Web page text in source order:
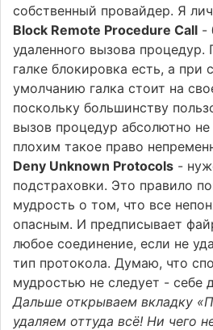
собственный провайдер. Я
Block Remote Procedure Call -
удаленного вызова процедур.
галке блокировка есть, а при
умолчанию галка стоит на
поскольку большинству
вызов процедур абсолютно
плохим такое право
Deny Unknown Protocols -
подстраховки. Это правило
мудрость о том, что все
опасным. И предписывает
любое соединение, если не
тип протокола. Думаю, что
мудростью не следует - себе
Дальше открываем вкладку
удаляем оттуда всё! Ни чего